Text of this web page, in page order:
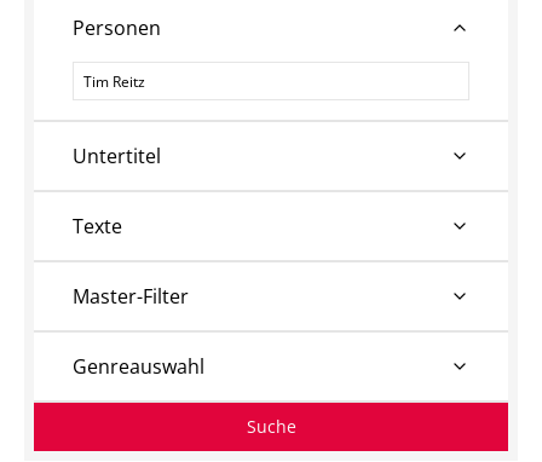
Personen
Personen
Untertitel
Texte
Master-Filter
Genreauswahl
Suche